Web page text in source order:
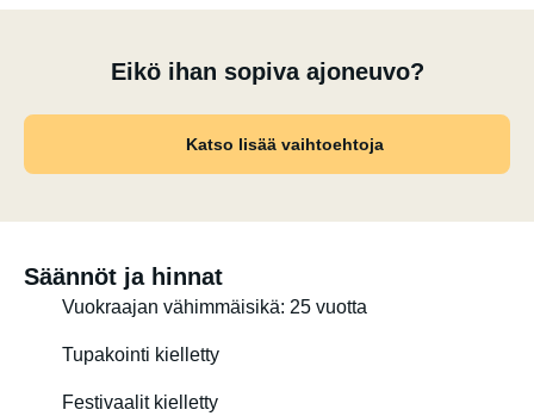
Eikö ihan sopiva ajoneuvo?
Katso lisää vaihtoehtoja
Säännöt ja hinnat
Vuokraajan vähimmäisikä: 25 vuotta
Tupakointi kielletty
Festivaalit kielletty